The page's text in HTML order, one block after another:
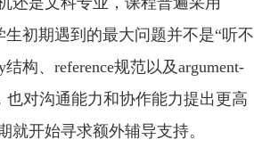
生初期遇到的最大问题并不是“听不
构、reference规范以及argument-
也对沟通能力和协作能力提出更高
开始寻求额外辅导支持。